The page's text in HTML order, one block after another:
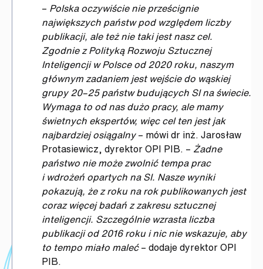
– Polska oczywiście nie prześcignie
największych państw pod względem liczby
publikacji, ale też nie taki jest nasz cel.
Zgodnie z Polityką Rozwoju Sztucznej
Inteligencji w Polsce od 2020 roku, naszym
głównym zadaniem jest wejście do wąskiej
grupy 20–25 państw budujących SI na świecie.
Wymaga to od nas dużo pracy, ale mamy
świetnych ekspertów, więc cel ten jest jak
najbardziej osiągalny– mówi dr inż. Jarosław
Protasiewicz, dyrektor OPI PIB. – Żadne
państwo nie może zwolnić tempa prac
i wdrożeń opartych na SI. Nasze wyniki
pokazują, że z roku na rok publikowanych jest
coraz więcej badań z zakresu sztucznej
inteligencji. Szczególnie wzrasta liczba
publikacji od 2016 roku i nic nie wskazuje, aby
to tempo miało maleć– dodaje dyrektor OPI
PIB.